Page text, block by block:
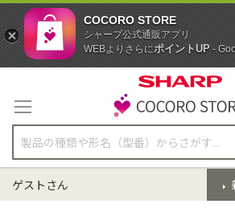
テ
ン
ツ
に
ス
キ
ッ
ゲストさん
COCORO STORE
シャープ公式通販アプリ
WEBよりさらにポイントUP-